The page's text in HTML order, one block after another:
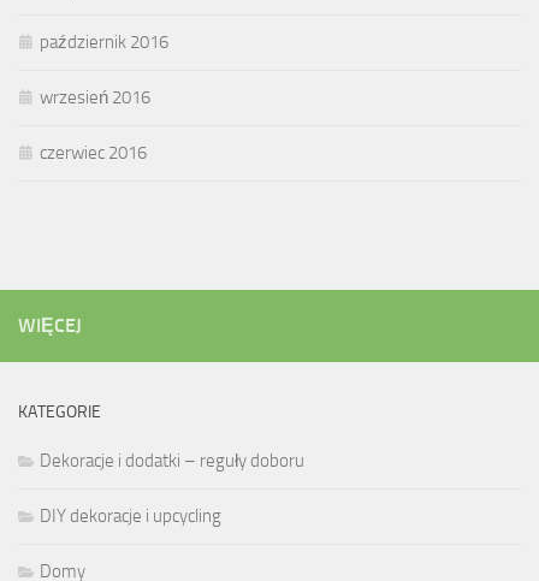
październik 2016
wrzesień 2016
czerwiec 2016
WIĘCEJ
KATEGORIE
Dekoracje i dodatki – reguły doboru
DIY dekoracje i upcycling
Domy